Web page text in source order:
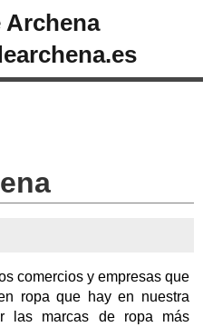
Archena
comercios y empresas que
ropa que hay en nuestra
las marcas de ropa más